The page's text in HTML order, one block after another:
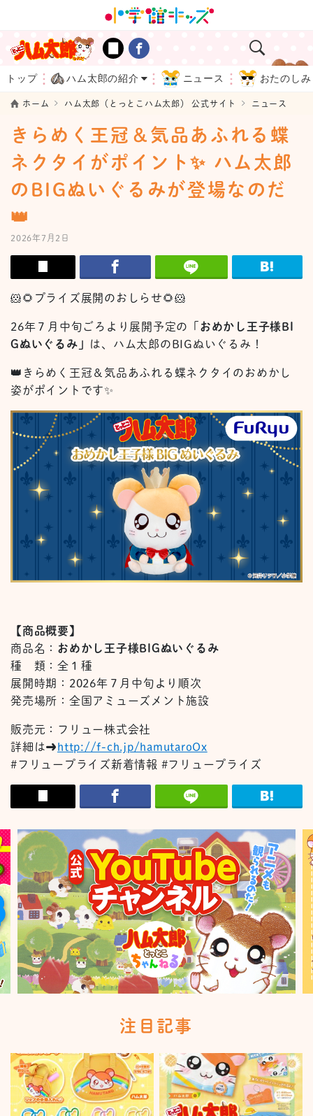
トップ ハム太郎の紹介 ニュース おたのしみ
ホーム ハム太郎（とっとこハム太郎） 公式サイト ニュース
きらめく王冠＆気品あふれる蝶
ネクタイがポイント✨ ハム太郎
のBIGぬいぐるみが登場なのだ
👑
2026年7月2日
🐹🌻 プライズ展開のおしらせ🌻🐹
26年７月中旬ごろより展開予定の「 おめかし王子様BI
Gぬいぐるみ」 は、ハム太郎のBIGぬいぐるみ！
👑 きらめく王冠＆気品あふれる蝶ネクタイのおめかし
姿がポイントです✨
【商品概要】
商品名： おめかし王子様BIGぬいぐるみ
種 類：全１種
展開時期：2026年７月中旬より順次
発売場所：全国アミューズメント施設
販売元：フリュー株式会社
詳細は➡http://f-ch.jp/hamutaroOx
#フリュープライズ新着情報 #フリュープライズ
注目記事